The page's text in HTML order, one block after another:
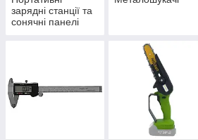
зарядні станції та
сонячні панелі